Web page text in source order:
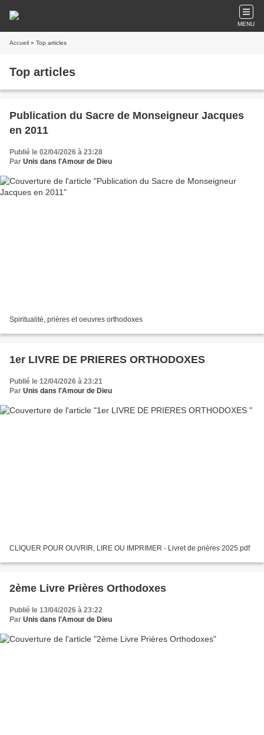
MENU
Accueil » Top articles
Top articles
Publication du Sacre de Monseigneur Jacques
en 2011
Publié le 02/04/2026 à 23:28
Par Unis dans l'Amour de Dieu
Spiritualité, prières et oeuvres orthodoxes
1er LIVRE DE PRIERES ORTHODOXES
Publié le 12/04/2026 à 23:21
Par Unis dans l'Amour de Dieu
CLIQUER POUR OUVRIR, LIRE OU IMPRIMER - Livret de prières 2025.pdf
2ème Livre Prières Orthodoxes
Publié le 13/04/2026 à 23:22
Par Unis dans l'Amour de Dieu